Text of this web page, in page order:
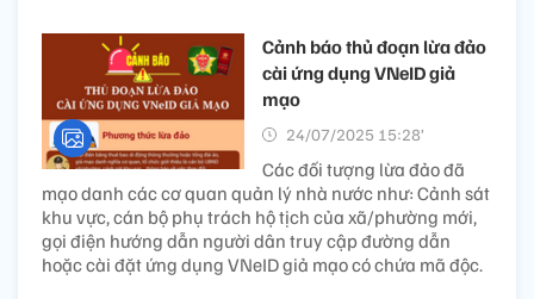
Cảnh báo thủ đoạn lừa đảo
cài ứng dụng VNeID giả
mạo
24/07/2025 15:28’
Các đối tượng lừa đảo đã
mạo danh các cơ quan quản lý nhà nước như: Cảnh sát
khu vực, cán bộ phụ trách hộ tịch của xã/phường mới,
gọi điện hướng dẫn người dân truy cập đường dẫn
hoặc cài đặt ứng dụng VNeID giả mạo có chứa mã độc.